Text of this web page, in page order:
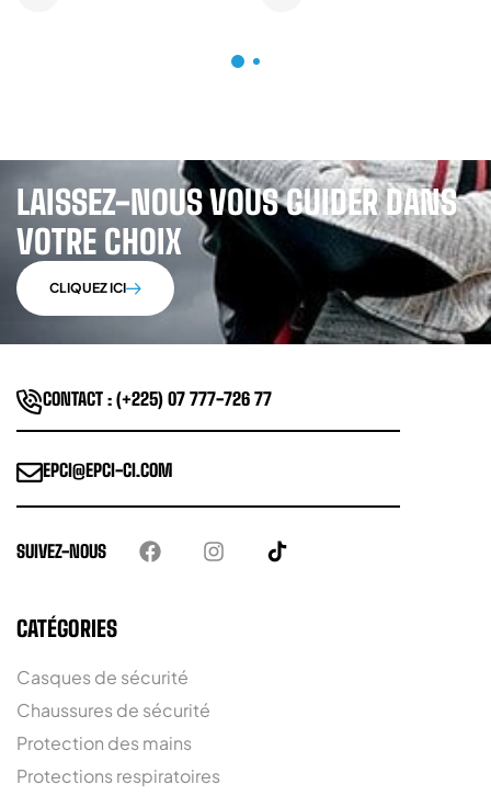
LAISSEZ-NOUS VOUS GUIDER DANS
VOTRE CHOIX
CLIQUEZ ICI
CONTACT : (+225) 07 777-726 77
EPCI@EPCI-CI.COM
SUIVEZ-NOUS
CATÉGORIES
Casques de sécurité
Chaussures de sécurité
Protection des mains
Protections respiratoires